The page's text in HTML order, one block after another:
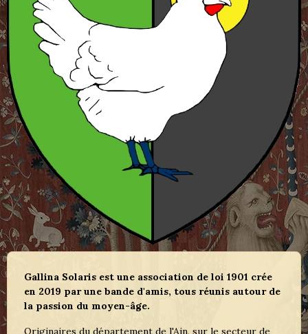
Gallina Solaris est une association de loi 1901 crée
en 2019 par une bande d'amis, tous réunis autour de
la passion du moyen-âge.